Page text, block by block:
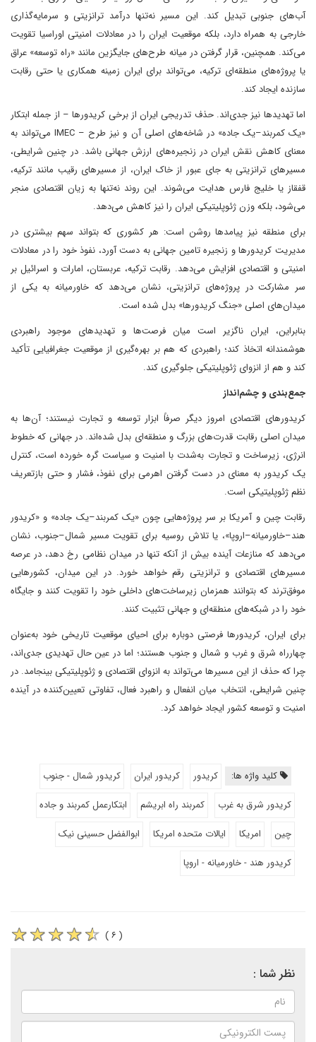
آب‌های جنوبی تبدیل کند. این مسیر نه‌تنها درآمد ترانزیتی و سرمایه‌گذاری
خارجی به همراه دارد، بلکه موقعیت ایران را در معادلات امنیتی اوراسیا تقویت
می‌کند. همچنین، قرار گرفتن در میانه طرح‌های جایگزین مانند «راه توسعه» عراق
یا پروژه‌های منطقه‌ای ترکیه، می‌تواند برای ایران زمینه همکاری یا حتی رقابت
سازنده ایجاد کند.
اما تهدیدها نیز جدی‌اند. حذف تدریجی ایران از برخی کریدورها – از جمله ابتکار
«یک کمربند–یک جاده» در شاخه‌های اصلی آن و نیز طرح – IMEC می‌تواند به
معنای کاهش نقش ایران در زنجیره‌های ارزش جهانی باشد. در چنین شرایطی،
مسیرهای ترانزیتی به جای عبور از خاک ایران، از مسیرهای رقیب مانند ترکیه،
قفقاز یا خلیج فارس هدایت می‌شوند. این روند نه‌تنها به زیان اقتصادی منجر
می‌شود، بلکه وزن ژئوپلیتیکی ایران را نیز کاهش می‌دهد.
برای منطقه نیز پیامدها روشن است: هر کشوری که بتواند سهم بیشتری در
مدیریت کریدورها و زنجیره تامین جهانی به دست آورد، نفوذ خود را در معادلات
امنیتی و اقتصادی افزایش می‌دهد. رقابت ترکیه، عربستان، امارات و اسرائیل بر
سر مشارکت در پروژه‌های ترانزیتی، نشان می‌دهد که خاورمیانه به یکی از
میدان‌های اصلی «جنگ کریدورها» بدل شده است.
بنابراین، ایران ناگزیر است میان فرصت‌ها و تهدیدهای موجود راهبردی
هوشمندانه اتخاذ کند؛ راهبردی که هم بر بهره‌گیری از موقعیت جغرافیایی تأکید
کند و هم از انزوای ژئوپلیتیکی جلوگیری کند.
جمع‌بندی و چشم‌انداز
کریدورهای اقتصادی امروز دیگر صرفاً ابزار توسعه و تجارت نیستند؛ آن‌ها به
میدان اصلی رقابت قدرت‌های بزرگ و منطقه‌ای بدل شده‌اند. در جهانی که خطوط
انرژی، زیرساخت و تجارت به‌شدت با امنیت و سیاست گره خورده است، کنترل
یک کریدور به معنای در دست گرفتن اهرمی برای نفوذ، فشار و حتی بازتعریف
نظم ژئوپلیتیکی است.
رقابت چین و آمریکا بر سر پروژه‌هایی چون «یک کمربند–یک جاده» و «کریدور
هند–خاورمیانه–اروپا»، یا تلاش روسیه برای تقویت مسیر شمال–جنوب، نشان
می‌دهد که منازعات آینده بیش از آنکه تنها در میدان نظامی رخ دهد، در عرصه
مسیرهای اقتصادی و ترانزیتی رقم خواهد خورد. در این میدان، کشورهایی
موفق‌ترند که بتوانند همزمان زیرساخت‌های داخلی خود را تقویت کنند و جایگاه
خود را در شبکه‌های منطقه‌ای و جهانی تثبیت کنند.
برای ایران، کریدورها فرصتی دوباره برای احیای موقعیت تاریخی خود به‌عنوان
چهارراه شرق و غرب و شمال و جنوب هستند؛ اما در عین حال تهدیدی جدی‌اند،
چرا که حذف از این مسیرها می‌تواند به انزوای اقتصادی و ژئوپلیتیکی بینجامد. در
چنین شرایطی، انتخاب میان انفعال و راهبرد فعال، تفاوتی تعیین‌کننده در آینده
امنیت و توسعه کشور ایجاد خواهد کرد.
کلید واژه ها: کریدور کریدور ایران
کریدور شمال - جنوب
کریدور شرق به غرب
کمربند راه ابریشم
ابتکارعمل کمربند و جاده
چین
امریکا ایالات متحده امریکا
ابوالفضل حسینی نیک
کریدور هند - خاورمیانه - اروپا
( ۶ )
نظر شما :